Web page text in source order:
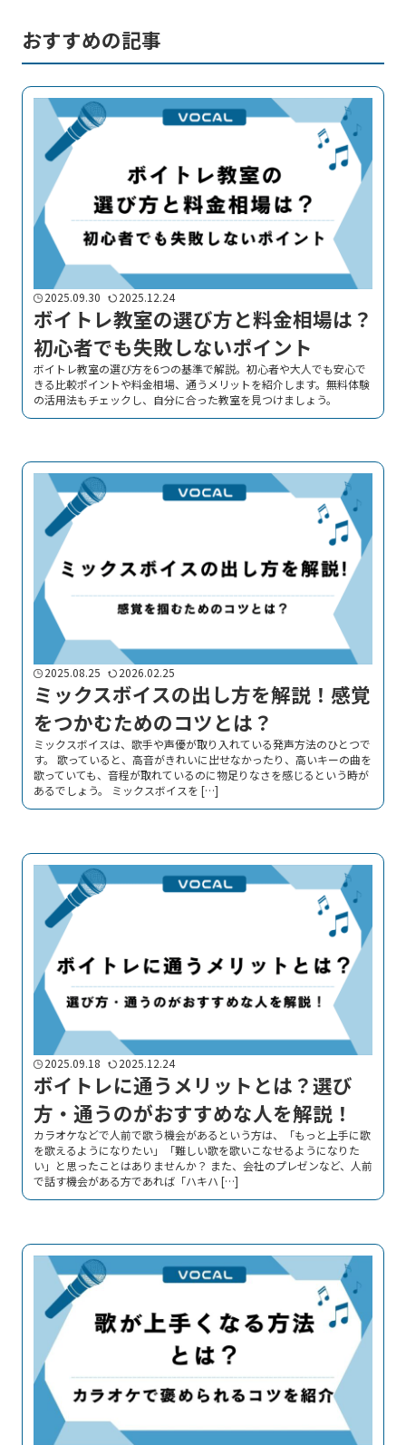
おすすめの記事
2025.09.30 2025.12.24
ボイトレ教室の選び方と料金相場は？
初心者でも失敗しないポイント
ボイトレ教室の選び方を6つの基準で解説。初心者や大人でも安心で
きる比較ポイントや料金相場、通うメリットを紹介します。無料体験
の活用法もチェックし、自分に合った教室を見つけましょう。
2025.08.25 2026.02.25
ミックスボイスの出し方を解説！感覚
をつかむためのコツとは？
ミックスボイスは、歌手や声優が取り入れている発声方法のひとつで
す。 歌っていると、高音がきれいに出せなかったり、高いキーの曲を
歌っていても、音程が取れているのに物足りなさを感じるという時が
あるでしょう。 ミックスボイスを […]
2025.09.18 2025.12.24
ボイトレに通うメリットとは？選び
方・通うのがおすすめな人を解説！
カラオケなどで人前で歌う機会があるという方は、「もっと上手に歌
を歌えるようになりたい」「難しい歌を歌いこなせるようになりた
い」と思ったことはありませんか？ また、会社のプレゼンなど、人前
で話す機会がある方であれば「ハキハ […]